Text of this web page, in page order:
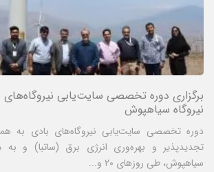
برگزاری دوره تخصصی سایت‌یابی نیروگاه‌های
نیروگاه سیاهپوش
دوره تخصصی سایت‌یابی نیروگاه‌های بادی به
تجدیدپذیر و بهره‌وری انرژی برق (ساتبا) و به
سیاهپوش، طی روزهای ۲۰ و...